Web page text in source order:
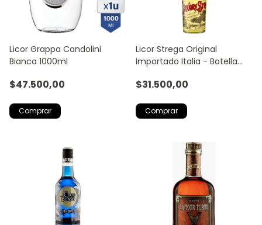
Licor Grappa Candolini
Bianca 1000ml
$47.500,00
Licor Strega Original
Importado Italia - Botella
$31.500,00